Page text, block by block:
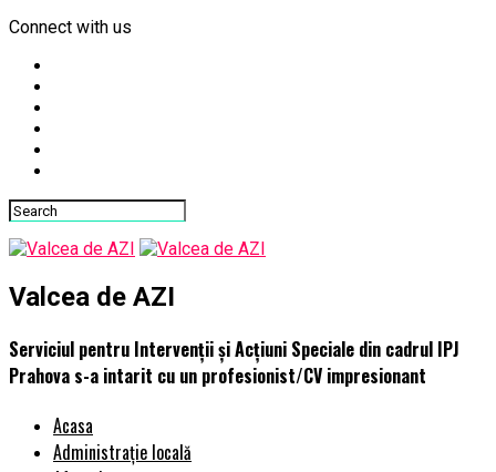
Connect with us
Valcea de AZI
Serviciul pentru Intervenții și Acțiuni Speciale din cadrul IPJ
Prahova s-a intarit cu un profesionist/CV impresionant
Acasa
Administrație locală